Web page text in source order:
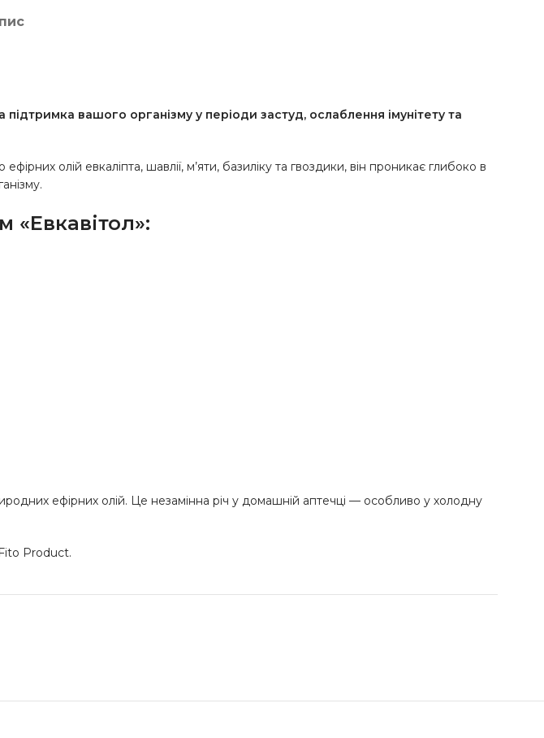
вашого організму у періоди застуд, ослаблення імунітету та
олій евкаліпта, шавлії, м’яти, базиліку та гвоздики, він проникає глибоко в
ефірних олій. Це незамінна річ у домашній аптечці — особливо у холодну
Product.